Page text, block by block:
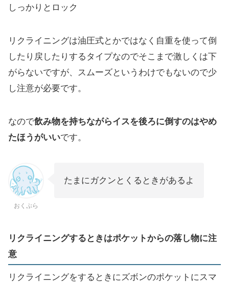
しっかりとロック
リクライニングは油圧式とかではなく自重を使って倒
したり戻したりするタイプなのでそこまで激しくは下
がらないですが、スムーズというわけでもないので少
し注意が必要です。
なので飲み物を持ちながらイスを後ろに倒すのはやめ
たほうがいいです。
おくぷら
たまにガクンとくるときがあるよ
リクライニングするときはポケットからの落し物に注
意
リクライニングをするときにズボンのポケットにスマ